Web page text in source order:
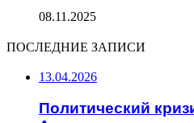
08.11.2025
ПОСЛЕДНИЕ ЗАПИСИ
13.04.2026
Политический